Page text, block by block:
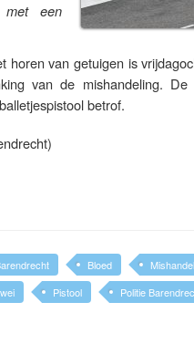
met een
horen van getuigen is
van de mishandeling.
betrof.
Bloed
Pistool Politie